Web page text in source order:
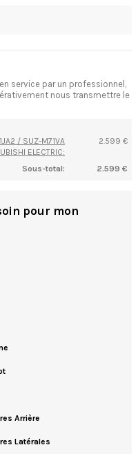
service par un professionnel,
nous transmettre le
/ SUZ-M71VA
ELECTRIC:
2.599 €
Sous-total: 2.599 €
pour mon
Arrière
Latérales